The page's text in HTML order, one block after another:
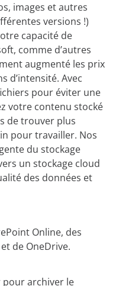
images et autres
versions !)
capacité de
comme d’autres
augmenté les prix
d’intensité. Avec
pour éviter une
votre contenu stocké
de trouver plus
pour travailler. Nos
du stockage
un stockage cloud
des données et
Online, des
de OneDrive.
pour archiver le